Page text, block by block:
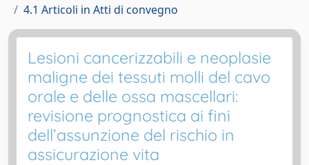
4.1 Articoli in Atti di convegno
Lesioni cancerizzabili e neoplasie
maligne dei tessuti molli del cavo
orale e delle ossa mascellari:
revisione prognostica ai fini
dell’assunzione del rischio in
assicurazione vita